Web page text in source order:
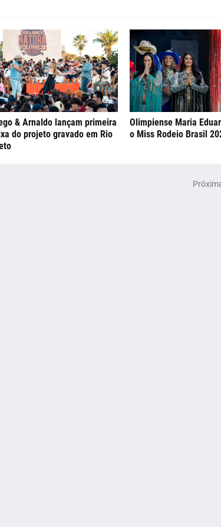
& Arnaldo lançam primeira
do projeto gravado em Rio
Olimpiense Maria
o Miss Rodeio Brasil